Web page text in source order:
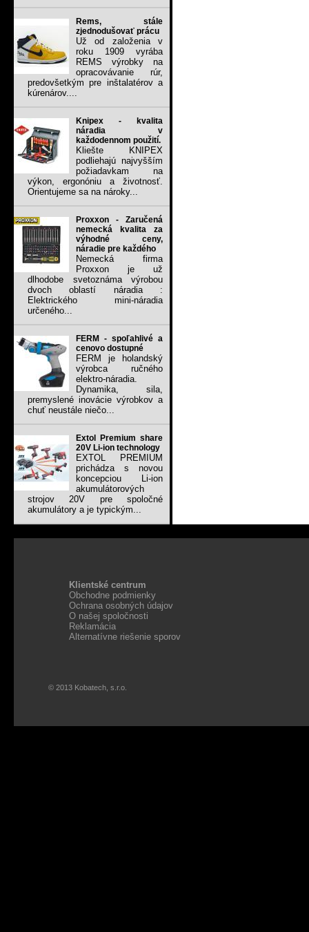
Rems, stále
zjednodušovať prácu
Už od založenia v
roku 1909 vyrába
REMS výrobky na
opracovávanie rúr,
predovšetkým pre inštalatérov a
kúrenárov....
Knipex - kvalita
náradia v
každodennom použití.
Kliešte KNIPEX
podliehajú najvyšším
požiadavkam na
výkon, ergonóniu a životnosť.
Orientujeme sa na nároky...
Proxxon - Zaručená
nemecká kvalita za
výhodné ceny,
náradie pre každého
Nemecká firma
Proxxon je už
dlhodobe svetoznáma výrobou
dvoch oblastí náradia :
Elektrického mini-náradia
určeného...
FERM - spoľahlivé a
cenovo dostupné
FERM je holandský
výrobca ručného
elektro-náradia.
Dynamika, sila,
premyslené inovácie výrobkov a
chuť neustále niečo...
Extol Premium share
20V Li-ion technology
EXTOL PREMIUM
prichádza s novou
koncepciou Li-ion
akumulátorových
strojov 20V pre spoločné
akumulátory a je typickým...
Klientské centrum
Obchodne podmienky
Ochrana osobných údajov
O našej spoločnosti
Reklamácia
Alternatívne riešenie sporov
© 2013 Kobatech, s.r.o.